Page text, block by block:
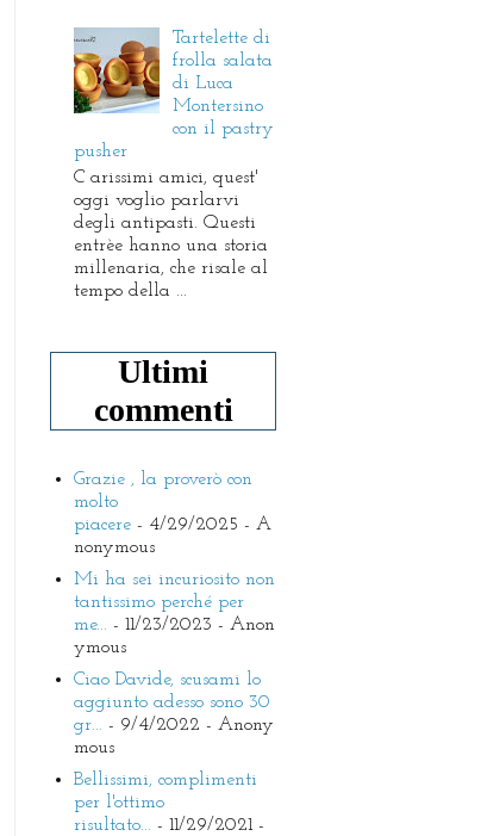
Tartelette di
frolla salata
di Luca
Montersino
con il pastry
pusher
C arissimi amici, quest'
oggi voglio parlarvi
degli antipasti. Questi
entrèe hanno una storia
millenaria, che risale al
tempo della ...
Ultimi
commenti
Grazie , la proverò con
molto
piacere - 4/29/2025 - A
nonymous
Mi ha sei incuriosito non
tantissimo perché per
me... - 11/23/2023 - Anon
ymous
Ciao Davide, scusami lo
aggiunto adesso sono 30
gr... - 9/4/2022 - Anony
mous
Bellissimi, complimenti
per l'ottimo
risultato... - 11/29/2021-